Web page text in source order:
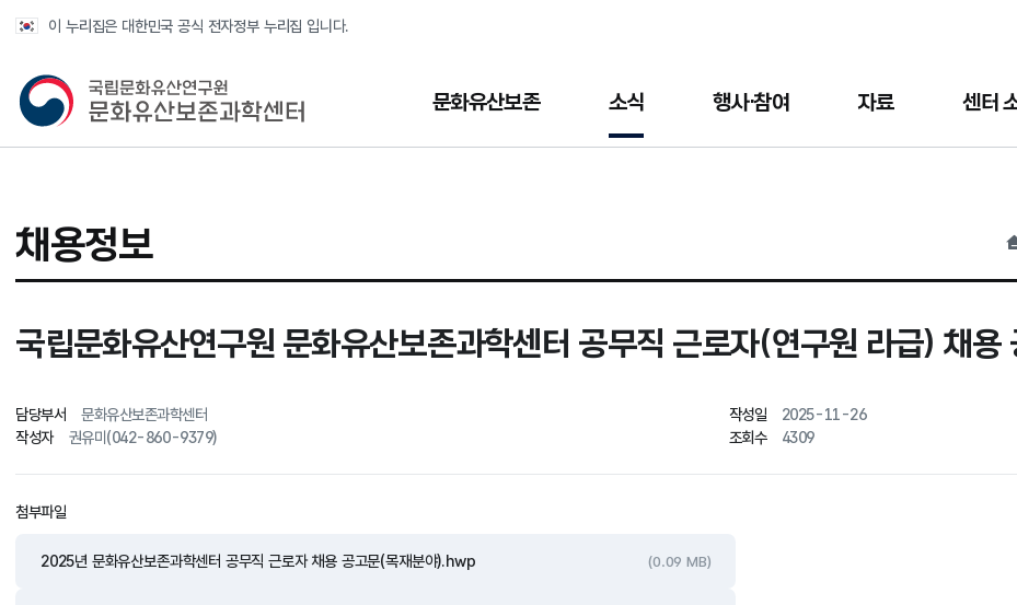
이 누리집은 대한민국 공식 전자정부 누리집 입니다.
국가유산청 문화유산보존과학센터 문화유산보존 소식 행사·참여 자료 센터
채용정보 홈
국립문화유산연구원 문화유산보존과학센터 공무직 근로자(연구원 라급) 채용
담당부서 문화유산보존과학센터 작성일
2025-11-26
작성자
권유미(042-860-9379) 조회수 4309
첨부파일
2025년 문화유산보존과학센터 공무직 근로자 채용 공고문(목재분야).hwp (0.09 MB)